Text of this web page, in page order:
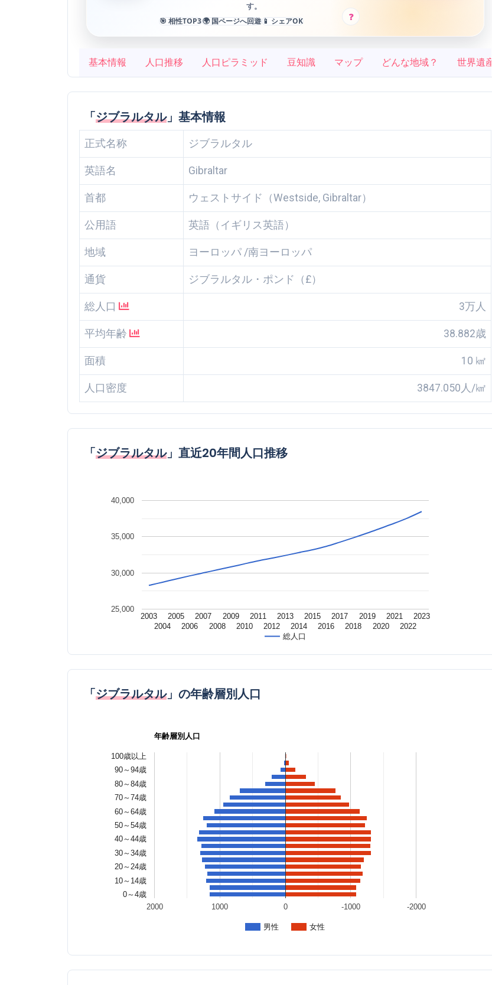
?
す。
🎯 相性TOP3🌍 国ページへ回遊 📱 シェアOK
基本情報 人口推移 人口ピラミッド 豆知識 マップ どんな地域？ 世界遺産
「ジブラルタル」基本情報
正式名称 ジブラルタル
英語名 Gibraltar
首都 ウェストサイド（Westside, Gibraltar）
公用語 英語（イギリス英語）
地域 ヨーロッパ /南ヨーロッパ
通貨 ジブラルタル・ポンド（£）
総人口 3万人
平均年齢 38.882歳
面積 10 ㎢
人口密度 3847.050人/㎢
「ジブラルタル」直近20年間人口推移
総人口
2003
2004
2005
2006
2007
2008
2009
2010
2011
2012
2013
2014
2015
2016
2017
2018
2019
2020
2021
2022
2023
25,000
30,000
35,000
40,000
「ジブラルタル」の年齢層別人口
年齢層別人口
男性 女性
2000 1000 0 -1000 -2000
0～4歳
10～14歳
20～24歳
30～34歳
40～44歳
50～54歳
60～64歳
70～74歳
80～84歳
90～94歳
100歳以上